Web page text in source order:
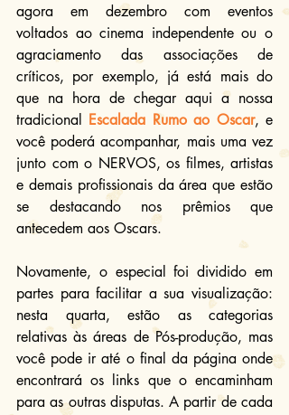
agora em dezembro com eventos
voltados ao cinema independente ou o
agraciamento das associações de
críticos, por exemplo, já está mais do
que na hora de chegar aqui a nossa
tradicional Escalada Rumo ao Oscar, e
você poderá acompanhar, mais uma vez
junto com o NERVOS, os filmes, artistas
e demais profissionais da área que estão
se destacando nos prêmios que
antecedem aos Oscars.
Novamente, o especial foi dividido em
partes para facilitar a sua visualização:
nesta quarta, estão as categorias
relativas às áreas de Pós-produção, mas
você pode ir até o final da página onde
encontrará os links que o encaminham
para as outras disputas. A partir de cada